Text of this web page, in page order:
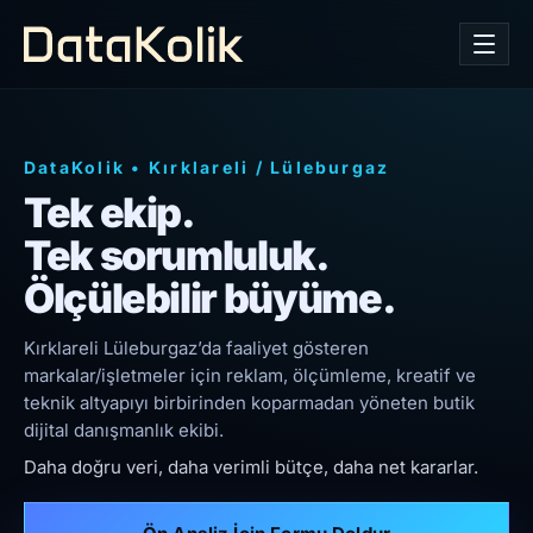
DataKolik • Kırklareli / Lüleburgaz
Tek ekip.
Tek sorumluluk.
Ölçülebilir büyüme.
Kırklareli Lüleburgaz’da faaliyet gösteren
markalar/işletmeler için reklam, ölçümleme, kreatif ve
teknik altyapıyı birbirinden koparmadan yöneten butik
dijital danışmanlık ekibi.
Daha doğru veri, daha verimli bütçe, daha net kararlar.